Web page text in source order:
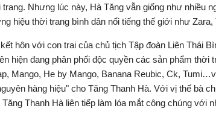
trang. Nhưng lúc này, Hà Tăng vẫn giống như nhiều
hiệu thời trang bình dân nổi tiếng thế giới như Zara,
hôn với con trai của chủ tịch Tập đoàn Liên Thái
hiện đang phân phối độc quyền các sản phẩm thời
Mango, He by Mango, Banana Reubic, Ck,
hàng hiệu" cho Tăng Thanh Hà. Với vị thế bà
Tăng Thanh Hà liên tiếp làm lóa mắt công chúng với